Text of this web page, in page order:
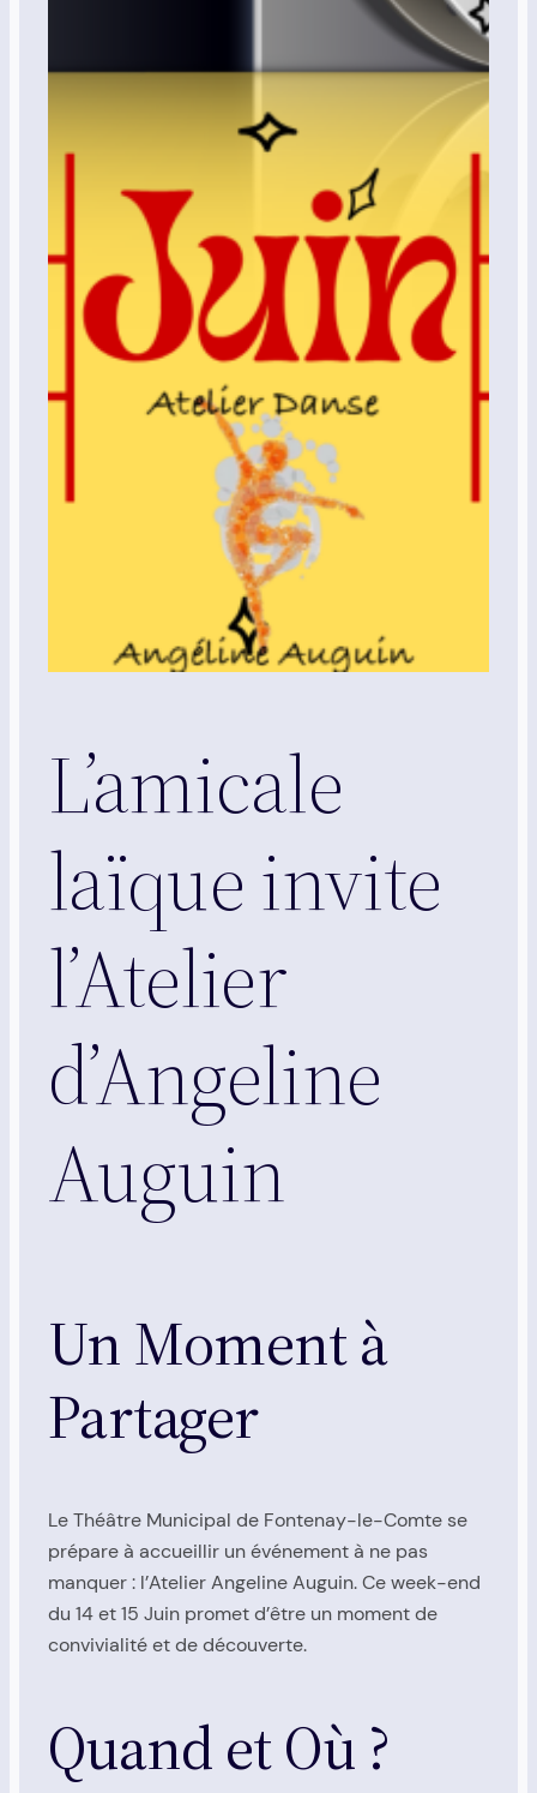
L’amicale
laïque invite
l’Atelier
d’Angeline
Auguin
Un Moment à
Partager
Le Théâtre Municipal de Fontenay-le-Comte se
prépare à accueillir un événement à ne pas
manquer : l’Atelier Angeline Auguin. Ce week-end
du 14 et 15 Juin promet d’être un moment de
convivialité et de découverte.
Quand et Où ?